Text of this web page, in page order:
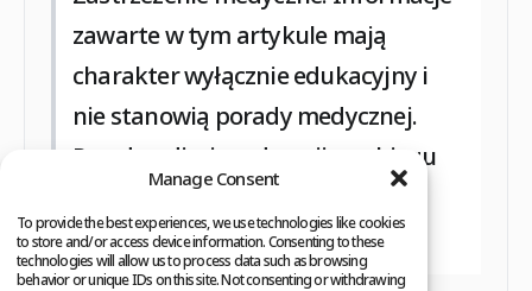
Manage Consent
To provide the best experiences, we use technologies like cookies
to store and/or access device information. Consenting to these
technologies will allow us to process data such as browsing
behavior or unique IDs on this site. Not consenting or withdrawing
zawarte w tym artykule mają
charakter wyłącznie edukacyjny i
nie stanowią porady medycznej.
Przed podjęciem decyzji o zabiegu
skonsultuj się z lekarzem lub
specjalistą.